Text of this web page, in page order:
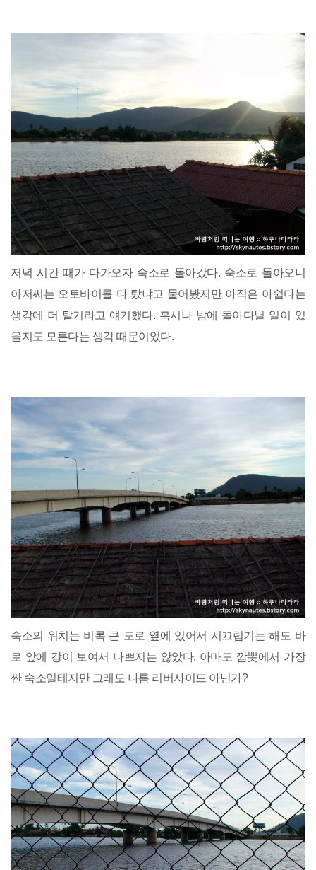
저녁 시간 때가 다가오자 숙소로 돌아갔다. 숙소로 돌아오니
아저씨는 오토바이를 다 탔냐고 물어봤지만 아직은 아쉽다는
생각에 더 탈거라고 얘기했다. 혹시나 밤에 돌아다닐 일이 있
을지도 모른다는 생각 때문이었다.
숙소의 위치는 비록 큰 도로 옆에 있어서 시끄럽기는 해도 바
로 앞에 강이 보여서 나쁘지는 않았다. 아마도 깜뽓에서 가장
싼 숙소일테지만 그래도 나름 리버사이드 아닌가?